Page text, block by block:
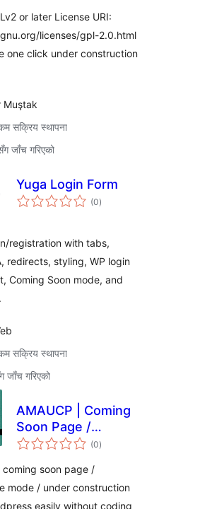
or later License URI:
licenses/gpl-2.0.html
one click under construction
Muştak
सक्रिय स्थापना
जाँच गरिएको
Yuga Login Form
(0कुल
रेटिङ्गहरू
)
registration with tabs,
redirects, styling, WP login
Coming Soon mode, and
सक्रिय स्थापना
गरिएको
AMAUCP | Coming
Soon Page /
Maintenance Mode
(0कुल
रेटिङ्गहरू
)
coming soon page /
mode / under construction
easily without coding